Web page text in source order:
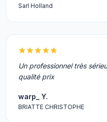
Sarl Holland
Un professionnel très
qualité prix
warp_ Y.
BRIATTE CHRISTOPHE